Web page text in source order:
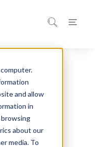
and allow
in
about our
media. To